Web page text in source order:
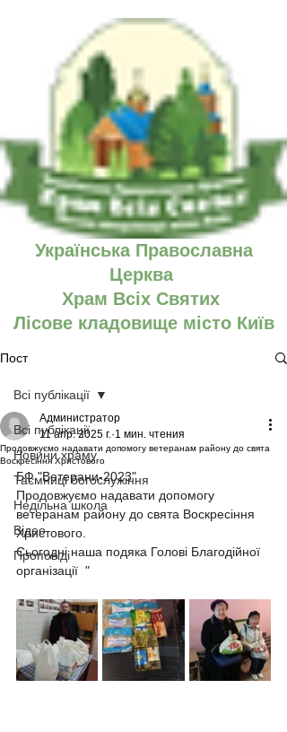
Українська Православна
Церква
Храм Всіх Святих
Лісове кладовище місто Київ
Пост
Всі публікації
Новини храму
Таємниці богослужіння
Недільна школа
Відео
Проповіді
Всі публікації
Продовжуємо надавати допомогу ветеранам району до свята
Воскресіння Христового
Администратор
11 апр. 2025 г. 1 мин. чтения
БФ "Ветерани-2023"
Продовжуємо надавати допомогу
ветеранам району до свята Воскресіння
Христового.
Сьогодні наша подяка Голові Благодійної
організації  "